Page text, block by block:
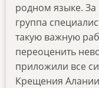
родном языке. За
группа
такую важную
переоценить
приложили все
Крещения